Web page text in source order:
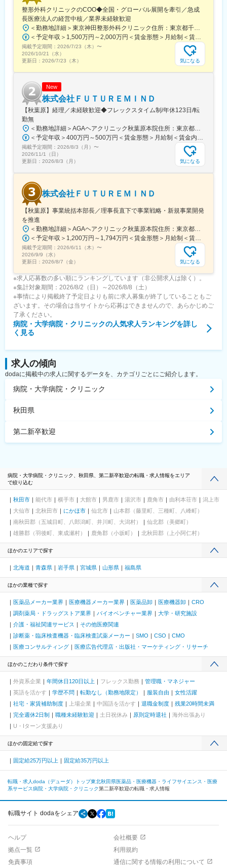
駅、旭橋駅、西早稲田駅、末広町駅(東京都)、立川南駅、高輪ゲー
トウェイ駅、九品仏駅、新高島駅、東宿郷駅、葭川公園駅、大神
宮下駅、大通駅、仙台駅、栄町駅(愛知県)、国際センター駅、日吉
町駅、第一通り駅、三島駅、七ツ屋駅、富山駅、福井城址大名町
駅、なんば駅(南海線)、大阪駅、天王寺駅、西大橋駅、五条駅(京
都市営)、京都河原町駅、神戸三宮駅(阪神)、本通駅、高松駅(香川
県)、南堀端駅、はりまや橋駅、旦過駅、高見橋駅、熊本城・市役
整形外科クリニックのCOO◆全国・グローバル展開を牽引／急成
長医療法人の経営中核／業界未経験歓迎
＜勤務地詳細＞東京神田整形外科クリニック住所：東京都千代田区鍛冶町2丁目8-6 メディカルプライム神田3F勤務地最寄駅：JR山手線／神田駅受動喫煙対策：屋内全面禁煙変更の範囲：会社の定める事業所
＜予定年収＞1,500万円～2,000万円＜賃金形態＞月給制＜賃金内訳＞月額（基本給）：1,200,000円～1,500,000円＜月給＞1,200,000円～1,500,000円＜昇給有無＞有＜残業手当＞有＜給与補足＞※経験やスキルを考慮して決定します。■昇給：年1回■賞与：年2回賃金はあくまでも目安の金額であり、選考を通じて上下する可能性があります。月給(月額)は固定手当を含めた表記です。
掲載予定期間： 2026/7/23（木） 〜
2026/10/21（水）
更新日： 2026/7/23（木） 気になる
New
株式会社ＦＵＴＵＲＥＭＩＮＤ
【秋葉原】経理／未経験歓迎◆フレックスタイム制/年休123日/転
勤無
＜勤務地詳細＞AGAヘアクリニック秋葉原本院住所：東京都千代田区外神田3-12-8 住友不動産秋葉原ビル9F受動喫煙対策：屋内全面禁煙変更の範囲：会社の定める事業所（リモートワーク含む）
＜予定年収＞400万円～500万円＜賃金形態＞月給制＜賃金内訳＞月額（基本給）：275,000円～350,000円＜月給＞275,000円～350,000円＜昇給有無＞有＜残業手当＞有＜給与補足＞■ 多職種手当:5万円（複数の職種をマルチに対応するスタッフへの手当） ■ 多エリア手当:4万円（複数の拠点を横断してくれるスタッフへの手当） ■ 役職手当:0～52万円■ 達成手当：0～100万円（半期評価によって増減する手当）賃金はあくまでも目安の金額であり、選考を通じて上下する可能性があります。月給(月額)は固定手当を含めた表記です。
掲載予定期間： 2026/8/3（月） 〜
2026/11/1（日）
更新日： 2026/8/3（月） 気になる
株式会社ＦＵＴＵＲＥＭＩＮＤ
【秋葉原】事業統括本部長／理事長直下で事業戦略・新規事業開発
を推進
＜勤務地詳細＞AGAヘアクリニック秋葉原本院住所：東京都千代田区外神田3-12-8 住友不動産秋葉原ビル9F受動喫煙対策：屋内全面禁煙変更の範囲：会社の定める事業所（リモートワーク含む）
＜予定年収＞1,200万円～1,794万円＜賃金形態＞月給制＜賃金内訳＞月額（基本給）：240,000円その他固定手当/月：120,000円～640,000円＜月給＞360,000円～880,000円＜昇給有無＞有＜残業手当＞無＜給与補足＞事業統括本部長級1686万円（1200～1794万円）。全員一律の基本給に5つの手当と+αを組み合わせた金額が報酬となります。賃金はあくまでも目安の金額であり、選考を通じて上下する可能性があります。月給(月額)は固定手当を含めた表記です。
掲載予定期間： 2026/6/11（木） 〜
2026/9/9（水）
更新日： 2026/8/7（金） 気になる
※求人応募数の多い順にランキングしています（非公開求人は除く）。
※集計対象期間：2026/8/2（日）～2026/8/8（土）
※事情により掲載終了予定日よりも前に求人募集が終了していることもご
ざいます。その場合は当サイトから応募はできませんので、あらかじめご
了承ください。
病院・大学病院・クリニックの人気求人ランキングを詳し
く見る
求人の傾向
dodaに掲載中の求人に関するデータを、カテゴリごとにご紹介します。
病院・大学病院・クリニック
秋田県
第二新卒歓迎
病院・大学病院・クリニック、秋田県、第二新卒歓迎の転職・求人情報をエリア
で絞り込む
秋田市 能代市 横手市 大館市 男鹿市 湯沢市 鹿角市 由利本荘市
潟上市
大仙市
北秋田市 にかほ市 仙北市
山本郡（藤里町、三種町、八峰町）
南秋田郡（五城目町、八郎潟町、井川町、大潟村）
仙北郡（美郷町）
雄勝郡（羽後町、東成瀬村）
鹿角郡（小坂町） 北秋田郡（上小阿仁村）
ほかのエリアで探す
北海道 青森県 岩手県 宮城県 山形県 福島県
ほかの業種で探す
医薬品メーカー業界 医療機器メーカー業界 医薬品卸 医療機器卸
CRO
調剤薬局・ドラッグストア業界
バイオベンチャー業界
大学・研究施設
介護・福祉関連サービス
その他医療関連
診断薬・臨床検査機器・臨床検査試薬メーカー
SMO CSO
CMO
医療コンサルティング
医療広告代理店・出版社・マーケティング・リサーチ
ほかのこだわり条件で探す
外資系企業 年間休日120日以上 フレックス勤務
管理職・マネジャー
英語を活かす
学歴不問 転勤なし（勤務地限定） 服装自由
女性活躍
社宅・家賃補助制度
上場企業 中国語を活かす 退職金制度
残業20時間未満
完全週休2日制
職種未経験歓迎 土日祝休み 原則定時退社
海外出張あり
U・Iターン支援あり
ほかの固定給で探す
固定給25万円以上 固定給35万円以上
転職・求人doda（デューダ）トップ東北秋田県医薬品・医療機器・ライフサイエンス・医療
系サービス病院・大学病院・クリニック第二新卒歓迎の転職・求人情報
転職サイト dodaをシェア
ヘルプ
会社概要
拠点一覧
利用規約
免責事項
通信に関する情報の利用について